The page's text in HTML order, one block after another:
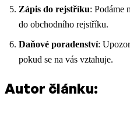
Zápis do rejstříku: Podáme
do obchodního rejstříku.
Daňové poradenství:
pokud se na vás vztahuje.
Autor článku: